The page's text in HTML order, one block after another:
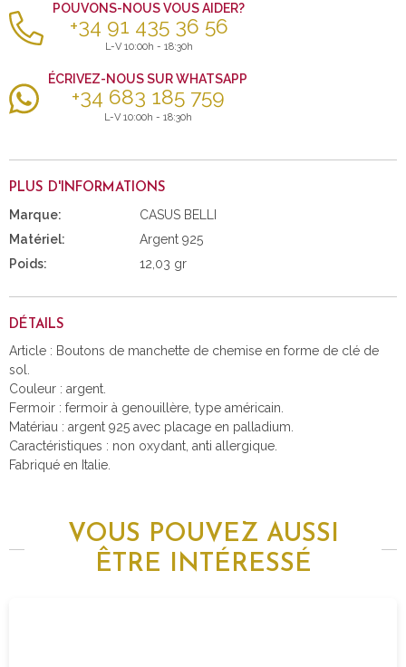
POUVONS-NOUS VOUS AIDER?
+34 91 435 36 56
L-V 10:00h - 18:30h
ÉCRIVEZ-NOUS SUR WHATSAPP
+34 683 185 759
L-V 10:00h - 18:30h
PLUS D'INFORMATIONS
Marque:
CASUS BELLI
Matériel:
Argent 925
Poids:
12,03 gr
DÉTAILS
Article : Boutons de manchette de chemise en forme de clé de
sol.
Couleur : argent.
Fermoir : fermoir à genouillère, type américain.
Matériau : argent 925 avec placage en palladium.
Caractéristiques : non oxydant, anti allergique.
Fabriqué en Italie.
VOUS POUVEZ AUSSI
ÊTRE INTÉRESSÉ